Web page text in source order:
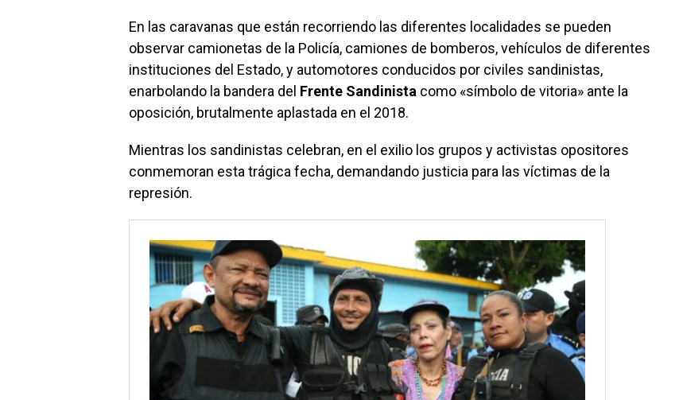
En las caravanas que están recorriendo las diferentes localidades se pueden
observar camionetas de la Policía, camiones de bomberos, vehículos de diferentes
instituciones del Estado, y automotores conducidos por civiles sandinistas,
enarbolando la bandera del Frente Sandinista como «símbolo de vitoria» ante la
oposición, brutalmente aplastada en el 2018.
Mientras los sandinistas celebran, en el exilio los grupos y activistas opositores
conmemoran esta trágica fecha, demandando justicia para las víctimas de la
represión.